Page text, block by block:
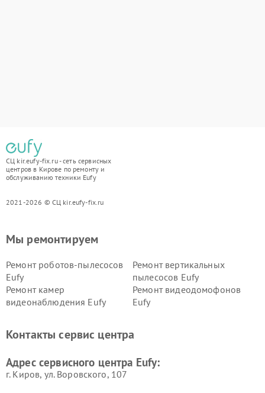
СЦ kir.eufy-fix.ru - сеть сервисных
центров в Кирове по ремонту и
обслуживанию техники Eufy
2021-2026 © СЦ kir.eufy-fix.ru
Мы ремонтируем
Ремонт роботов-пылесосов
Eufy
Ремонт вертикальных
пылесосов Eufy
Ремонт камер
видеонаблюдения Eufy
Ремонт видеодомофонов
Eufy
Контакты сервис центра
Адрес сервисного центра Eufy:
г. Киров, ул. Воровского, 107